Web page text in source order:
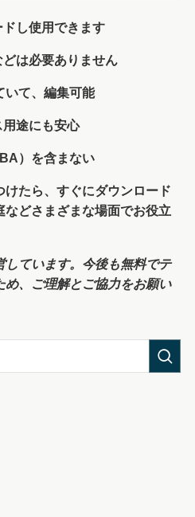
し使用できます
は必要ありません
て、編集可能
途にも安心
）を含まない
たら、すぐにダウンロード
などさまざまな場面でお役立
しています。今後も無料でテ
め、ご理解とご協力をお願い